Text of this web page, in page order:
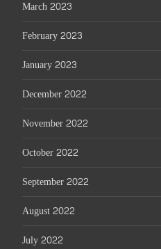
March 2023
February 2023
January 2023
December 2022
November 2022
October 2022
September 2022
August 2022
July 2022